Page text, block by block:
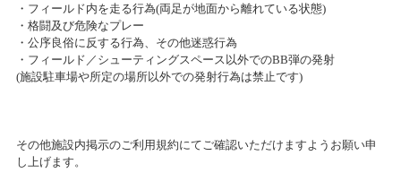
2023/10/22(日)～2023/10/22(日)
カテゴリ：ラジコン
ミニッツカップ2023開催！
「北海道王座決定戦」開催！
・フィールド内を走る行為(両足が地面から離れている状態)
・格闘及び危険なプレー
・公序良俗に反する行為、その他迷惑行為
・フィールド／シューティングスペース以外でのBB弾の発射
(施設駐車場や所定の場所以外での発射行為は禁止です)
その他施設内掲示のご利用規約にてご確認いただけますようお願い申
し上げます。